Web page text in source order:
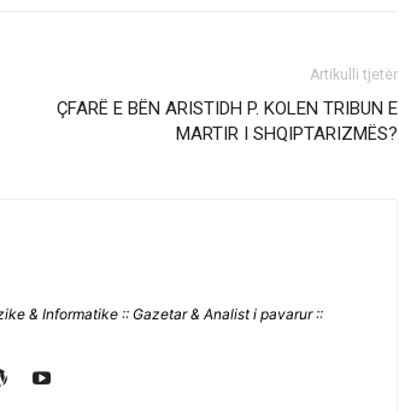
Artikulli tjetër
ÇFARË E BËN ARISTIDH P. KOLEN TRIBUN E
MARTIR I SHQIPTARIZMËS?
& Informatike :: Gazetar & Analist i pavarur ::